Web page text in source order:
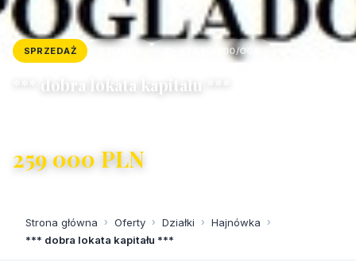
SPRZEDAŻ ID: 4764/4300/OGS
*** dobra lokata kapitału ***
259 000 PLN
Strona główna › Oferty › Działki › Hajnówka ›
*** dobra lokata kapitału ***